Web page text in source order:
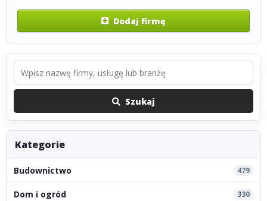
Dodaj firmę
Szukaj
Kategorie
Budownictwo 479
Dom i ogród 330